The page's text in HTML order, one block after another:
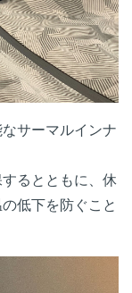
サーマルインナ
るとともに、休
低下を防ぐこと